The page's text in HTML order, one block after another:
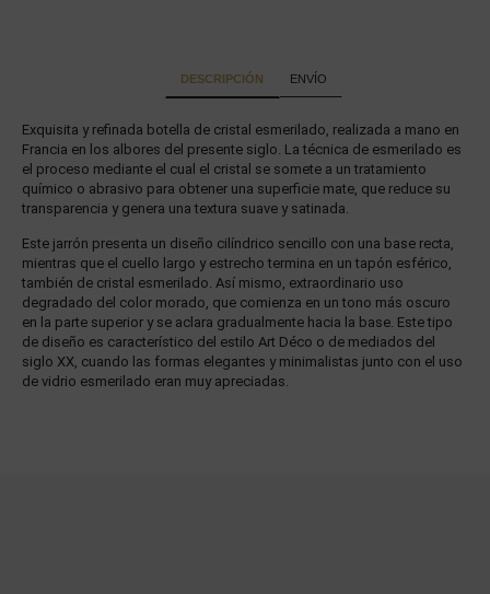
DESCRIPCIÓN ENVÍO
Exquisita y refinada botella de cristal esmerilado, realizada a mano en
Francia en los albores del presente siglo. La técnica de esmerilado es
el proceso mediante el cual el cristal se somete a un tratamiento
químico o abrasivo para obtener una superficie mate, que reduce su
transparencia y genera una textura suave y satinada.
Este jarrón presenta un diseño cilíndrico sencillo con una base recta,
mientras que el cuello largo y estrecho termina en un tapón esférico,
también de cristal esmerilado. Así mismo, extraordinario uso
degradado del color morado, que comienza en un tono más oscuro
en la parte superior y se aclara gradualmente hacia la base. Este tipo
de diseño es característico del estilo Art Déco o de mediados del
siglo XX, cuando las formas elegantes y minimalistas junto con el uso
de vidrio esmerilado eran muy apreciadas.